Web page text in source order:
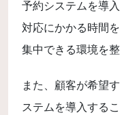
予約システムを導
対応にかかる時間
集中できる環境を整
また、顧客が希望
ステムを導入する